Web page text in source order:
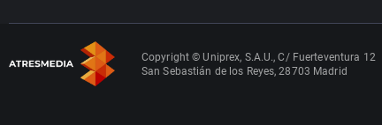
Copyright © Uniprex, S.A.U., C/ Fuerteventura 12
San Sebastián de los Reyes, 28703 Madrid